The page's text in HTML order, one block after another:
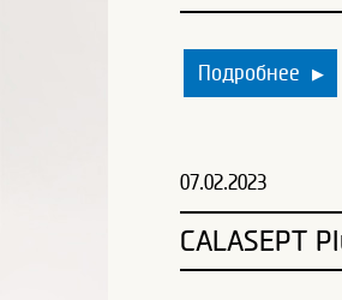
Подробнее ▶
07.02.2023
CALASEPT